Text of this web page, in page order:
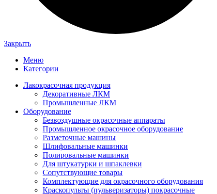
Закрыть
Меню
Категории
Лакокрасочная продукция
Декоративные ЛКМ
Промышленные ЛКМ
Оборудование
Безвоздушные окрасочные аппараты
Промышленное окрасочное оборудование
Разметочные машины
Шлифовальные машинки
Полировальные машинки
Для штукатурки и шпаклевки
Сопутствующие товары
Комплектующие для окрасочного оборудования
Краскопульты (пульверизаторы) покрасочные